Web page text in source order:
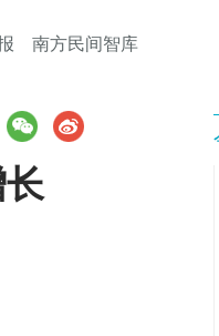
南方民间智库